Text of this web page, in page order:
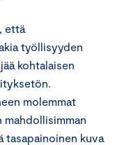
että
työllisyyden
kohtalaisen
molemmat
mahdollisimman
tasapainoinen kuva